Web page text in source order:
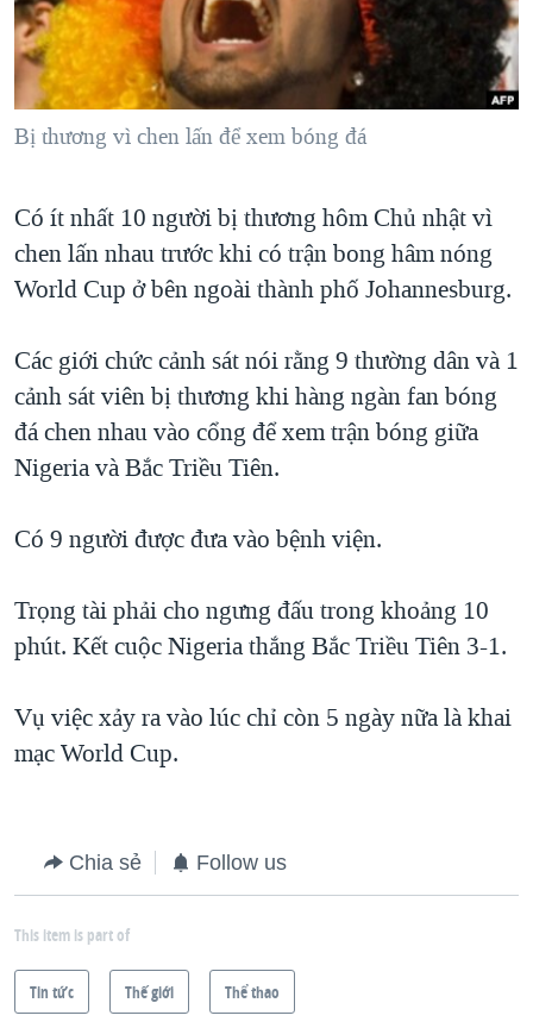
"Tìm"NGƯỜI VIỆT HẢI NGOẠI
ĐỜI SỐNG
KINH TẾ
KHOA HỌC
VĂN HOÁ
THỂ THAO
TẠI
HÀNH TRÌNH BẦU CỬ 2024
MỘT NĂM CHIẾN TRANH TẠI DẢI GAZA
GIẢI MÃ VÀNH ĐAI & CON ĐƯỜNG
TRỊNH VĨNH BÌNH - NGƯỜI HẠ 'BÊN THẮNG CUỘC'
GROUND ZERO – XƯA VÀ NAY
CHI PHÍ CHIẾN TRANH AFGHANISTAN
CÁC GIÁ TRỊ CỘNG HÒA Ở VIỆT NAM
THƯỢNG ĐỈNH TRUMP-KIM TẠI VIỆT NAM
TRỊNH VĨNH BÌNH VS. CHÍNH PHỦ VIỆT NAM
NGƯ DÂN VIỆT VÀ LÀN SÓNG TRỘM HẢI SÂM
VIDEO
NGHE
MẠNG XÃ HỘI
Ngôn ngữ khác
Bị thương vì chen lấn để xem bóng đá
Có ít nhất 10 người bị thương hôm Chủ nhật vì
chen lấn nhau trước khi có trận bong hâm nóng
World Cup ở bên ngoài thành phố Johannesburg.
Các giới chức cảnh sát nói rằng 9 thường dân và 1
cảnh sát viên bị thương khi hàng ngàn fan bóng
đá chen nhau vào cổng để xem trận bóng giữa
Nigeria và Bắc Triều Tiên.
Có 9 người được đưa vào bệnh viện.
Trọng tài phải cho ngưng đấu trong khoảng 10
phút. Kết cuộc Nigeria thắng Bắc Triều Tiên 3-1.
Vụ việc xảy ra vào lúc chỉ còn 5 ngày nữa là khai
mạc World Cup.
Chia sẻ Follow us
This item is part of
Tin tức Thế giới Thể thao